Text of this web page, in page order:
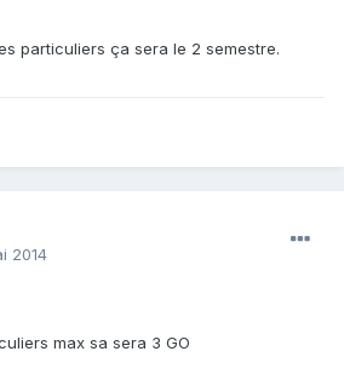
particuliers ça sera le 2 semestre.
2014
max sa sera 3 GO